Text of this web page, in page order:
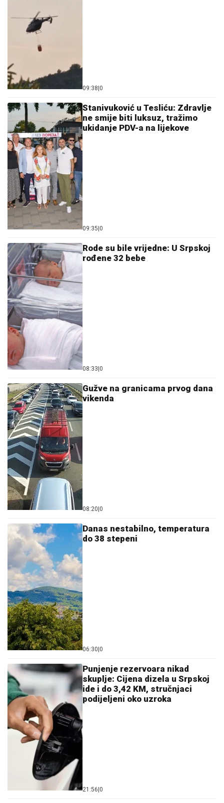
09:38|0
Stanivuković u Tesliću: Zdravlje
ne smije biti luksuz, tražimo
ukidanje PDV-a na lijekove
09:35|0
Rode su bile vrijedne: U Srpskoj
rođene 32 bebe
08:33|0
Gužve na granicama prvog dana
vikenda
08:20|0
Danas nestabilno, temperatura
do 38 stepeni
06:30|0
Punjenje rezervoara nikad
skuplje: Cijena dizela u Srpskoj
ide i do 3,42 KM, stručnjaci
podijeljeni oko uzroka
21:56|0